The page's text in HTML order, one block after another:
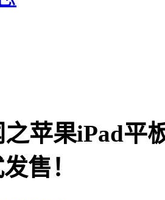
苹果iPad平
售！